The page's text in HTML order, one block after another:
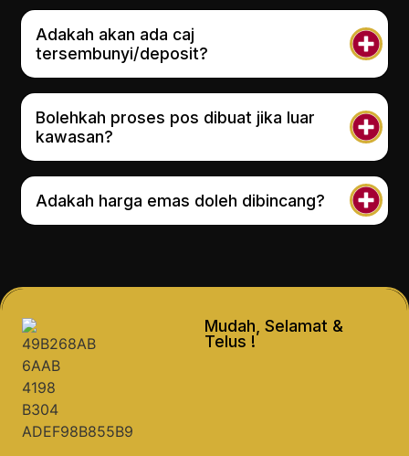
Adakah akan ada caj
tersembunyi/deposit?
Bolehkah proses pos dibuat jika luar
kawasan?
Adakah harga emas doleh dibincang?
Mudah, Selamat &
Telus !